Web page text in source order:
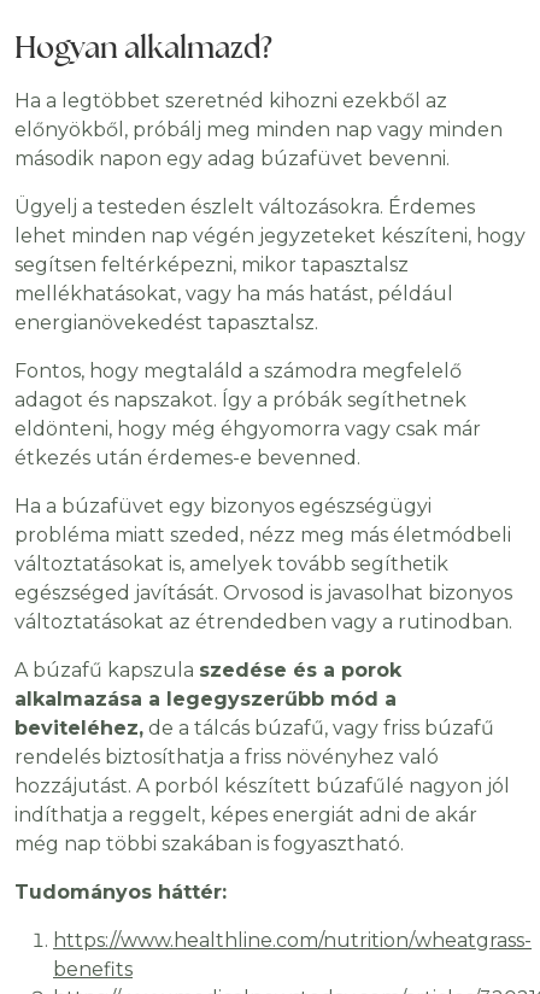
Hogyan alkalmazd?
Ha a legtöbbet szeretnéd kihozni ezekből az
előnyökből, próbálj meg minden nap vagy minden
második napon egy adag búzafüvet bevenni.
Ügyelj a testeden észlelt változásokra. Érdemes
lehet minden nap végén jegyzeteket készíteni, hogy
segítsen feltérképezni, mikor tapasztalsz
mellékhatásokat, vagy ha más hatást, például
energianövekedést tapasztalsz.
Fontos, hogy megtaláld a számodra megfelelő
adagot és napszakot. Így a próbák segíthetnek
eldönteni, hogy még éhgyomorra vagy csak már
étkezés után érdemes-e bevenned.
Ha a búzafüvet egy bizonyos egészségügyi
probléma miatt szeded, nézz meg más életmódbeli
változtatásokat is, amelyek tovább segíthetik
egészséged javítását. Orvosod is javasolhat bizonyos
változtatásokat az étrendedben vagy a rutinodban.
A búzafű kapszula szedése és a porok
alkalmazása a legegyszerűbb mód a
beviteléhez, de a tálcás búzafű, vagy friss búzafű
rendelés biztosíthatja a friss növényhez való
hozzájutást. A porból készített búzafűlé nagyon jól
indíthatja a reggelt, képes energiát adni de akár
még nap többi szakában is fogyasztható.
Tudományos háttér:
https://www.healthline.com/nutrition/wheatgrass-
benefits